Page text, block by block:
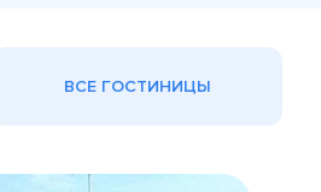
ВСЕ ГОСТИНИЦЫ